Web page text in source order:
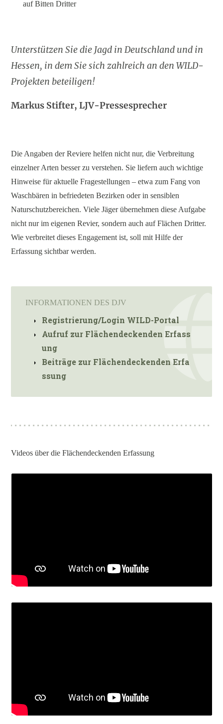
auf Bitten Dritter
Unterstützen Sie die Jagd in Deutschland und in
Hessen, in dem Sie sich zahlreich an den WILD-
Projekten beteiligen!
Markus Stifter, LJV-Pressesprecher
Die Angaben der Reviere helfen nicht nur, die Verbreitung
einzelner Arten besser zu verstehen. Sie liefern auch wichtige
Hinweise für aktuelle Fragestellungen – etwa zum Fang von
Waschbären in befriedeten Bezirken oder in sensiblen
Naturschutzbereichen. Viele Jäger übernehmen diese Aufgabe
nicht nur im eigenen Revier, sondern auch auf Flächen Dritter.
Wie verbreitet dieses Engagement ist, soll mit Hilfe der
Erfassung sichtbar werden.
INFORMATIONEN DES DJV
Registrierung/Login WILD-Portal
Aufruf zur Flächendeckenden Erfass
ung
Beiträge zur Flächendeckenden Erfa
ssung
Videos über die Flächendeckenden Erfassung